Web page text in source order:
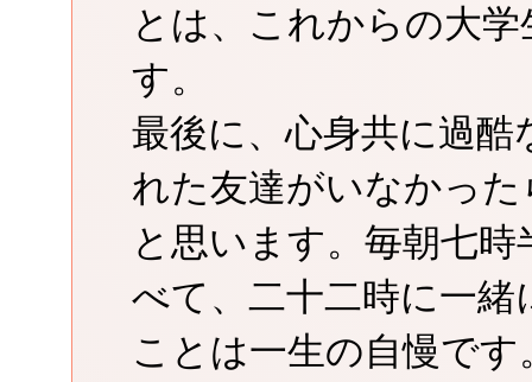
とは、これからの大
す。
最後に、心身共に過
れた友達がいなかっ
と思います。毎朝七
べて、二十二時に一
ことは一生の自慢で